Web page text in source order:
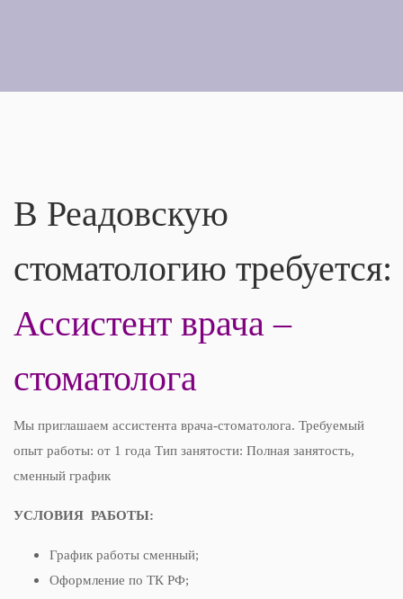
В Реадовскую
стоматологию требуется:
Ассистент врача –
стоматолога
Мы приглашаем ассистента врача-стоматолога. Требуемый
опыт работы: от 1 года Тип занятости: Полная занятость,
сменный график
УСЛОВИЯ РАБОТЫ:
График работы сменный;
Оформление по ТК РФ;